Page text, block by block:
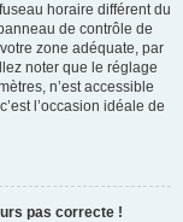
horaire différent du
de contrôle de
zone adéquate, par
noter que le réglage
n’est accessible
l’occasion idéale de
pas correcte !